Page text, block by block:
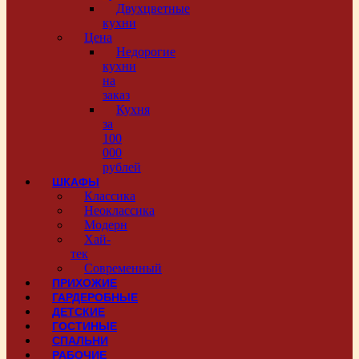
Двухцветные
кухни
Цена
Недорогие
кухни
на
заказ
Кухня
за
100
000
рублей
ШКАФЫ
Классика
Неоклассика
Модерн
Хай-
тек
Современный
ПРИХОЖИЕ
ГАРДЕРОБНЫЕ
ДЕТСКИЕ
ГОСТИНЫЕ
СПАЛЬНИ
РАБОЧИЕ